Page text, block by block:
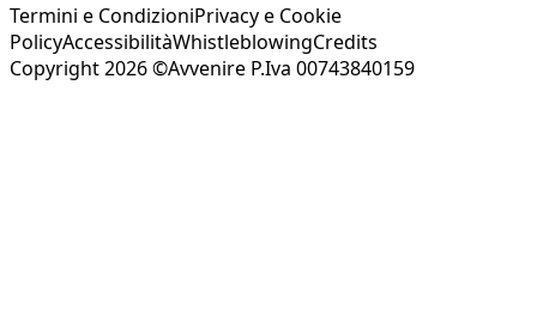
Termini e CondizioniPrivacy e Cookie
PolicyAccessibilitàWhistleblowingCredits
Copyright 2026 ©Avvenire P.Iva 00743840159